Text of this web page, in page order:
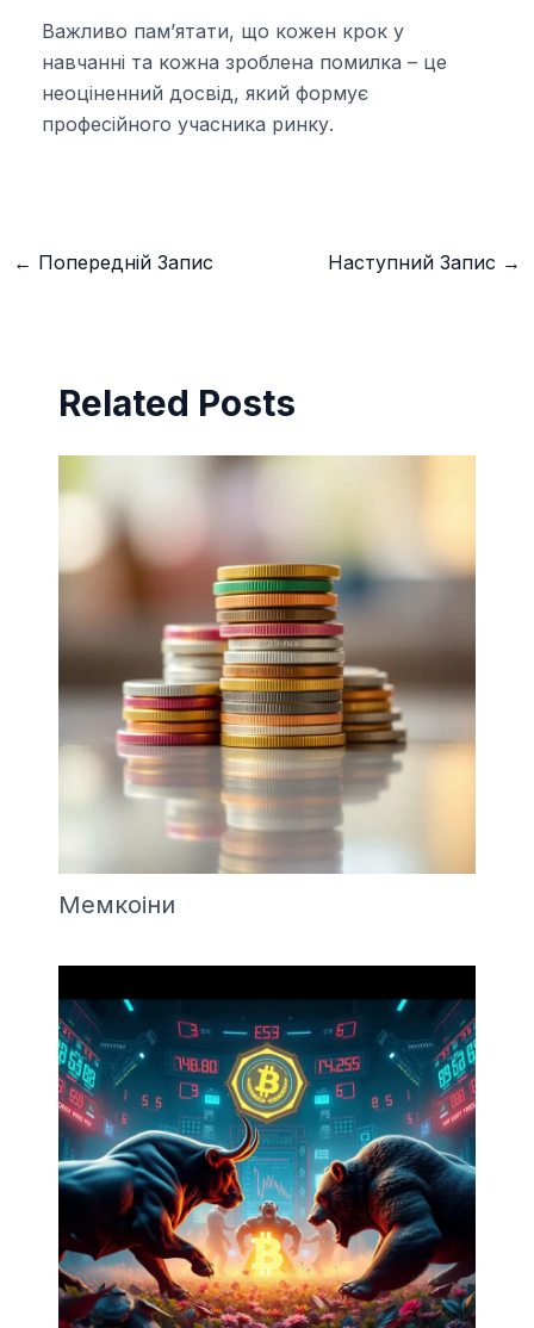
Важливо пам’ятати, що кожен крок у
навчанні та кожна зроблена помилка – це
неоціненний досвід, який формує
професійного учасника ринку.
← Попередній Запис Наступний Запис →
Related Posts
Мемкоіни